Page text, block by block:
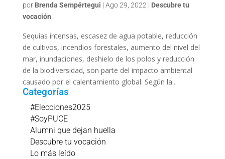
por Brenda Sempértegui | Ago 29, 2022 | Descubre tu
vocación
Sequías intensas, escasez de agua potable, reducción
de cultivos, incendios forestales, aumento del nivel del
mar, inundaciones, deshielo de los polos y reducción
de la biodiversidad, son parte del impacto ambiental
causado por el calentamiento global. Según la...
Categorías
#Elecciones2025
#SoyPUCE
Alumni que dejan huella
Descubre tu vocación
Lo más leído